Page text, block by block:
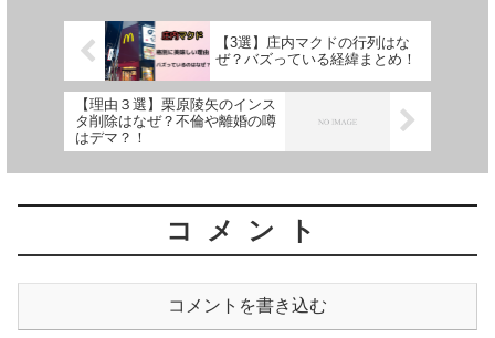
【3選】庄内マクドの行列はな
ぜ？バズっている経緯まとめ！
【理由３選】栗原陵矢のインス
タ削除はなぜ？不倫や離婚の噂
はデマ？！
コメント
コメントを書き込む